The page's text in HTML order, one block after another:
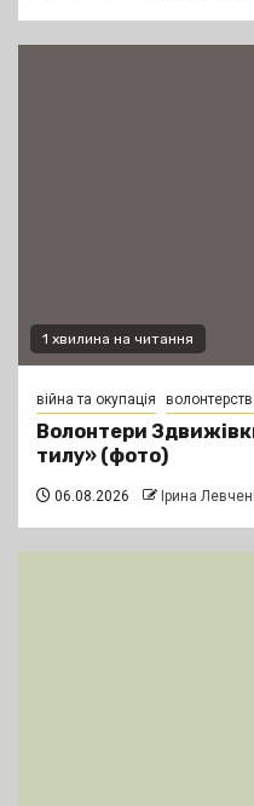
1 хвилина на читання
війна та окупація
Волонтери
тилу» (фото)
06.08.2026 Ірина